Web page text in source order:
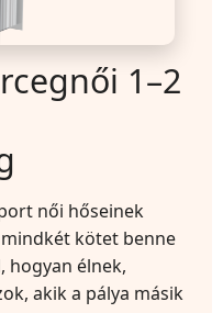
1–2
női hőseinek
kötet benne
hogyan élnek,
akik a pálya másik